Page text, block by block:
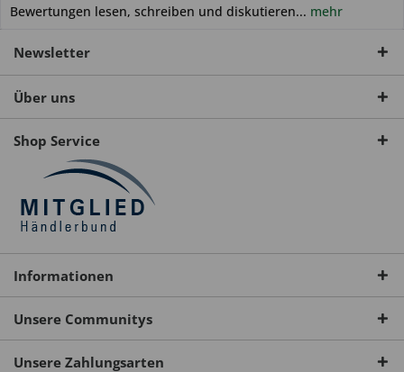
Bewertungen lesen, schreiben und diskutieren... mehr
Newsletter
Über uns
Shop Service
Informationen
Unsere Communitys
Unsere Zahlungsarten